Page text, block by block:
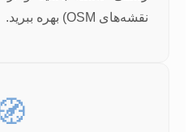
نقشه‌های OSM) بهره ببرید.